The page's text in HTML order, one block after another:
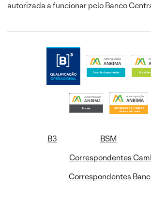
autorizada a funcionar pelo Banco
B3 BSM
Correspondentes
Correspondentes